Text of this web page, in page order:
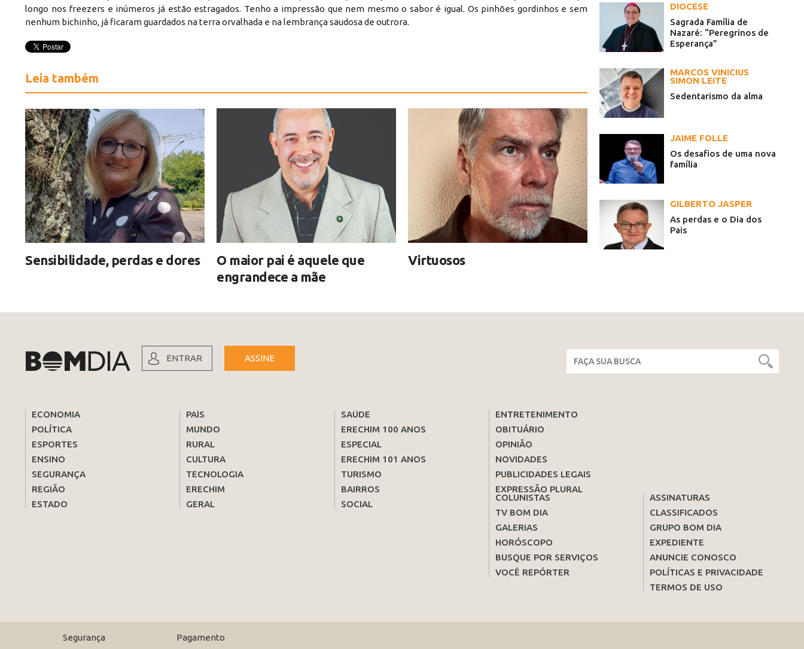
longo nos freezers e inúmeros já estão estragados. Tenho a impressão que nem mesmo o sabor é igual. Os pinhões gordinhos e sem
nenhum bichinho, já ficaram guardados na terra orvalhada e na lembrança saudosa de outrora.
Leia também
Sensibilidade, perdas e dores
O maior pai é aquele que
engrandece a mãe
Virtuosos
DIOCESE
Sagrada Família de
Nazaré: “Peregrinos de
Esperança”
MARCOS VINICIUS
SIMON LEITE
Sedentarismo da alma
JAIME FOLLE
Os desafios de uma nova
família
GILBERTO JASPER
As perdas e o Dia dos
Pais
ENTRAR ASSINE
ECONOMIA
POLÍTICA
ESPORTES
ENSINO
SEGURANÇA
REGIÃO
ESTADO
PAÍS
MUNDO
RURAL
CULTURA
TECNOLOGIA
ERECHIM
GERAL
SAÚDE
ERECHIM 100 ANOS
ESPECIAL
ERECHIM 101 ANOS
TURISMO
BAIRROS
SOCIAL
ENTRETENIMENTO
OBITUÁRIO
OPINIÃO
NOVIDADES
PUBLICIDADES LEGAIS
EXPRESSÃO PLURAL
COLUNISTAS
TV BOM DIA
GALERIAS
HORÓSCOPO
BUSQUE POR SERVIÇOS
VOCÊ REPÓRTER
ASSINATURAS
CLASSIFICADOS
GRUPO BOM DIA
EXPEDIENTE
ANUNCIE CONOSCO
POLÍTICAS E PRIVACIDADE
TERMOS DE USO
Segurança Pagamento